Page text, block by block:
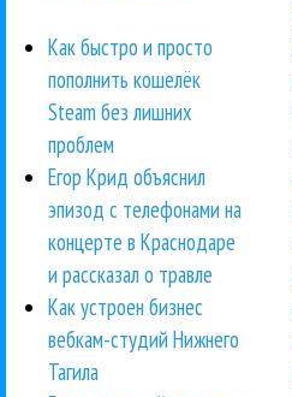
Как быстро и просто
пополнить кошелёк
Steam без лишних
проблем
Егор Крид объяснил
эпизод с телефонами на
концерте в Краснодаре
и рассказал о травле
Как устроен бизнес
вебкам-студий Нижнего
Тагила